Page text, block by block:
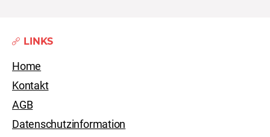
LINKS
Home
Kontakt
AGB
Datenschutzinformation